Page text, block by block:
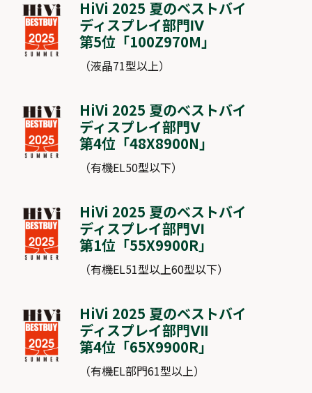
HiVi 2025 夏のベストバイ
ディスプレイ部門Ⅳ
第5位「100Z970M」
（液晶71型以上）
HiVi 2025 夏のベストバイ
ディスプレイ部門Ⅴ
第4位「48X8900N」
（有機EL50型以下）
HiVi 2025 夏のベストバイ
ディスプレイ部門Ⅵ
第1位「55X9900R」
（有機EL51型以上60型以下）
HiVi 2025 夏のベストバイ
ディスプレイ部門Ⅶ
第4位「65X9900R」
（有機EL部門61型以上）